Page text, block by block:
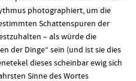
photographiert, um die
Schattenspuren der
– als würde die
der Dinge“ sein (und ist sie dies
dieses scheinbar ewig sich
Sinne des Wortes